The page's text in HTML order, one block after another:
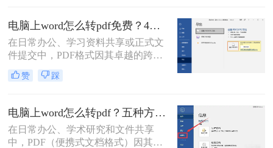
后格式错乱，还得手动调整，太折腾
了！”尤其对于职场办公人群和自媒
体创作者而言，Word转PDF的需求高
频且关键：报告提交、合同归档、内
容分发……任何格式失误都可能导致
专业形象受损。
电脑上word怎么转pdf免费？4种高效的方法详解！
在日常办公、学习资料共享或正式文
件提交中，PDF格式因其卓越的跨平
台兼容性、固定的排版格式以及良好
的安全性，几乎成为了标准文件格
档编辑工具，我们经常需要将其编辑
好的文档转换为PDF。
赞 踩
电脑上word怎么转pdf？五种方法详解！
在日常办公、学术研究和文件共享
中，PDF（便携式文档格式）因其跨